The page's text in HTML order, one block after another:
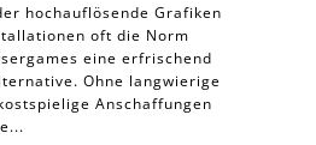
hochauflösende Grafiken
oft die Norm
eine erfrischend
Ohne langwierige
Anschaffungen